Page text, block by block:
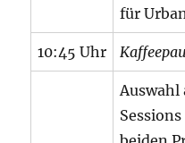
für
10:45 Uhr